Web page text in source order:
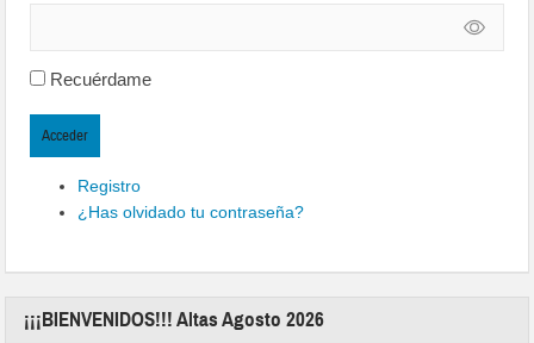
Recuérdame
Acceder
Registro
¿Has olvidado tu contraseña?
¡¡¡BIENVENIDOS!!! Altas Agosto 2026